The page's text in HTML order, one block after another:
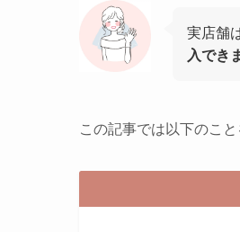
実店舗
入でき
この記事では以下のこ